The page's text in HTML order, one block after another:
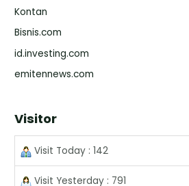
Kontan
Bisnis.com
id.investing.com
emitennews.com
Visitor
Visit Today : 142
Visit Yesterday : 791